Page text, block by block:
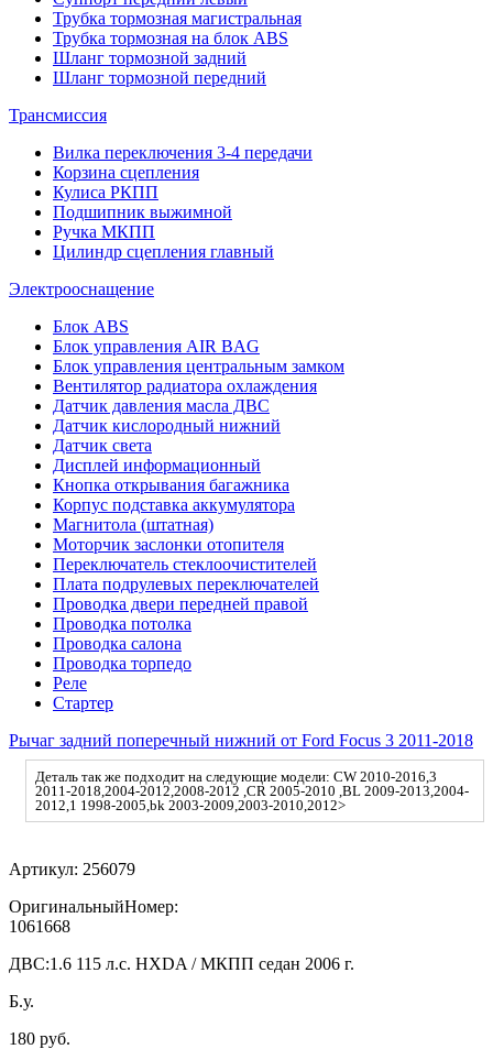
Трубка тормозная магистральная
Трубка тормозная на блок ABS
Шланг тормозной задний
Шланг тормозной передний
Трансмиссия
Вилка переключения 3-4 передачи
Корзина сцепления
Кулиса РКПП
Подшипник выжимной
Ручка МКПП
Цилиндр сцепления главный
Электрооснащение
Блок ABS
Блок управления AIR BAG
Блок управления центральным замком
Вентилятор радиатора охлаждения
Датчик давления масла ДВС
Датчик кислородный нижний
Датчик света
Дисплей информационный
Кнопка открывания багажника
Корпус подставка аккумулятора
Магнитола (штатная)
Моторчик заслонки отопителя
Переключатель стеклоочистителей
Плата подрулевых переключателей
Проводка двери передней правой
Проводка потолка
Проводка салона
Проводка торпедо
Реле
Стартер
Рычаг задний поперечный нижний от Ford Focus 3 2011-2018
Деталь так же подходит на следующие модели: CW 2010-2016,3
2011-2018,2004-2012,2008-2012 ,CR 2005-2010 ,BL 2009-2013,2004-
2012,1 1998-2005,bk 2003-2009,2003-2010,2012>
Артикул: 256079
ОригинальныйНомер:
1061668
ДВС:1.6 115 л.с. HXDA / МКПП седан 2006 г.
Б.у.
180 руб.